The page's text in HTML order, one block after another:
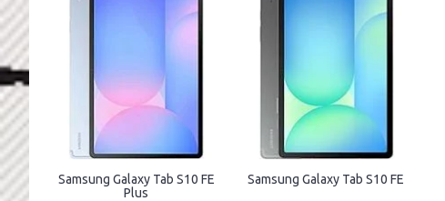
Samsung Galaxy Tab S10 FE
Plus
Samsung Galaxy Tab S10 FE